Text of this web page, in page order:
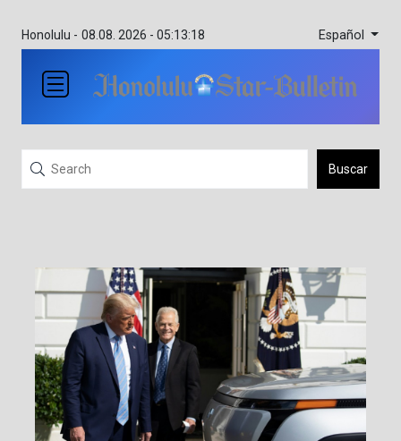
Honolulu - 08.08. 2026 - 05:13:18 Español
Buscar